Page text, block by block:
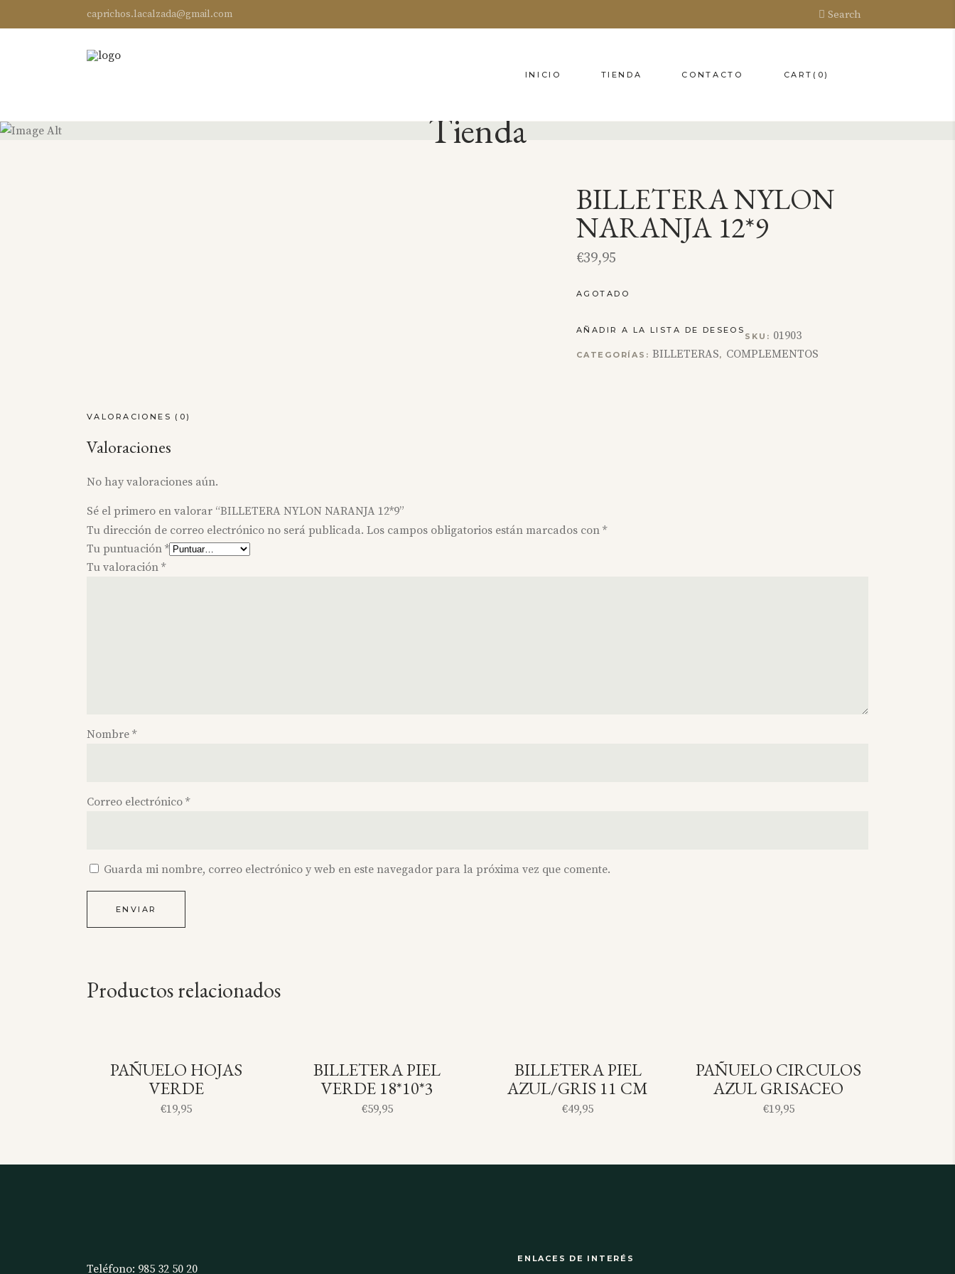
caprichos.lacalzada@gmail.com Search
INICIO TIENDA CONTACTO CART (0)
Tienda
BILLETERA NYLON
NARANJA 12*9
€39,95
AGOTADO
AÑADIR A LA LISTA DE DESEOS
SKU: 01903
CATEGORÍAS:BILLETERAS, COMPLEMENTOS
VALORACIONES (0)
Valoraciones
No hay valoraciones aún.
Sé el primero en valorar “BILLETERA NYLON NARANJA 12*9”
Tu dirección de correo electrónico no será publicada. Los campos obligatorios están marcados con *
Tu puntuación *
Tu valoración *
Nombre *
Correo electrónico *
Guarda mi nombre, correo electrónico y web en este navegador para la próxima vez que comente.
Productos relacionados
SOLD
PAÑUELO HOJAS
VERDE
€19,95
SOLD
BILLETERA PIEL
VERDE 18*10*3
€59,95
SOLD
BILLETERA PIEL
AZUL/GRIS 11 CM
€49,95
SOLD
PAÑUELO CIRCULOS
AZUL GRISACEO
€19,95
Teléfono: 985 32 50 20
ENLACES DE INTERÉS